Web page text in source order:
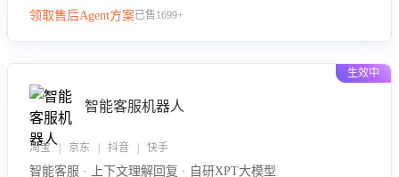
领取售后Agent方案已售1699+
生效中
智能客服机器人
淘宝 | 京东 | 抖音 | 快手
智能客服 · 上下文理解回复 · 自研XPT大模型